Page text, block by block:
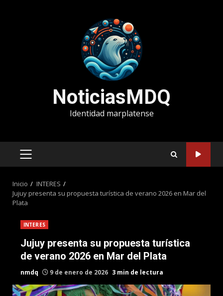
NoticiasMDQ
Identidad marplatense
MENÚ
Inicio
INTERES
Jujuy presenta su propuesta turística de verano 2026 en Mar del
Plata
INTERES
Jujuy presenta su propuesta turística
de verano 2026 en Mar del Plata
nmdq 9 de enero de 2026 3 min de lectura